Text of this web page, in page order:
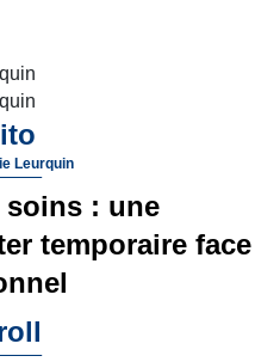
Leurquin
soins : une
temporaire face